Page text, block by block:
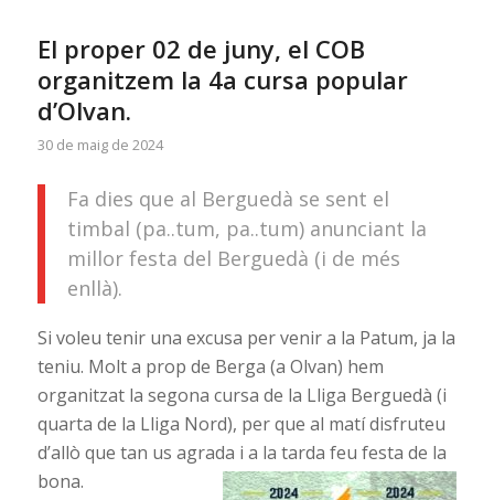
El proper 02 de juny, el COB
organitzem la 4a cursa popular
d’Olvan.
30 de maig de 2024
Fa dies que al Berguedà se sent el
timbal (pa..tum, pa..tum) anunciant la
millor festa del Berguedà (i de més
enllà).
Si voleu tenir una excusa per venir a la Patum, ja la
teniu. Molt a prop de Berga (a Olvan) hem
organitzat la segona cursa de la Lliga Berguedà (i
quarta de la Lliga Nord), per que al matí disfruteu
d’allò que tan us agrada i a la tarda feu festa de la
bona.